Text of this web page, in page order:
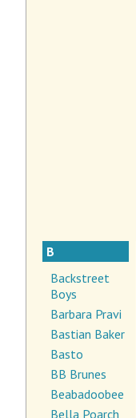
B
Backstreet
Boys
Barbara Pravi
Bastian Baker
Basto
BB Brunes
Beabadoobee
Bella Poarch